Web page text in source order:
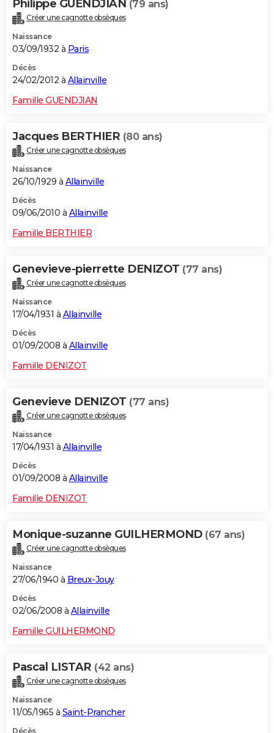
Philippe GUENDJIAN (79 ans)
Créer une cagnotte obsèques
Naissance
03/09/1932 à Paris
Décès
24/02/2012 à Allainville
Famille GUENDJIAN
Jacques BERTHIER (80 ans)
Créer une cagnotte obsèques
Naissance
26/10/1929 à Allainville
Décès
09/06/2010 à Allainville
Famille BERTHIER
Genevieve-pierrette DENIZOT (77 ans)
Créer une cagnotte obsèques
Naissance
17/04/1931 à Allainville
Décès
01/09/2008 à Allainville
Famille DENIZOT
Genevieve DENIZOT (77 ans)
Créer une cagnotte obsèques
Naissance
17/04/1931 à Allainville
Décès
01/09/2008 à Allainville
Famille DENIZOT
Monique-suzanne GUILHERMOND (67 ans)
Créer une cagnotte obsèques
Naissance
27/06/1940 à Breux-Jouy
Décès
02/06/2008 à Allainville
Famille GUILHERMOND
Pascal LISTAR (42 ans)
Créer une cagnotte obsèques
Naissance
11/05/1965 à Saint-Prancher
Décès